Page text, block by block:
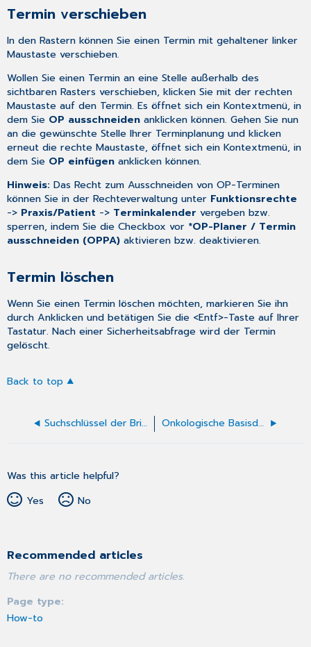
Termin verschieben
In den Rastern können Sie einen Termin mit gehaltener linker
Maustaste verschieben.
Wollen Sie einen Termin an eine Stelle außerhalb des
sichtbaren Rasters verschieben, klicken Sie mit der rechten
Maustaste auf den Termin. Es öffnet sich ein Kontextmenü, in
dem Sie OP ausschneiden anklicken können. Gehen Sie nun
an die gewünschte Stelle Ihrer Terminplanung und klicken
erneut die rechte Maustaste, öffnet sich ein Kontextmenü, in
dem Sie OP einfügen anklicken können.
Hinweis:Das Recht zum Ausschneiden von OP-Terminen
können Sie in derRechteverwaltung unter Funktionsrechte
-> Praxis/Patient -> Terminkalender vergeben bzw.
sperren, indem Sie die Checkbox vor *OP-Planer / Termin
ausschneiden (OPPA) aktivieren bzw. deaktivieren.
Termin löschen
Wenn Sie einen Termin löschen möchten, markieren Sie ihn
durch Anklicken und betätigen Sie die <Entf>-Taste auf Ihrer
Tastatur. Nach einer Sicherheitsabfrage wird der Termin
gelöscht.
Back to top
Suchschlüssel der Brieftextverarbeitung für den OP-Planer Onkologische Basisdokumentation
Was this article helpful?
Yes
No
Recommended articles
There are no recommended articles.
Page type
How-to